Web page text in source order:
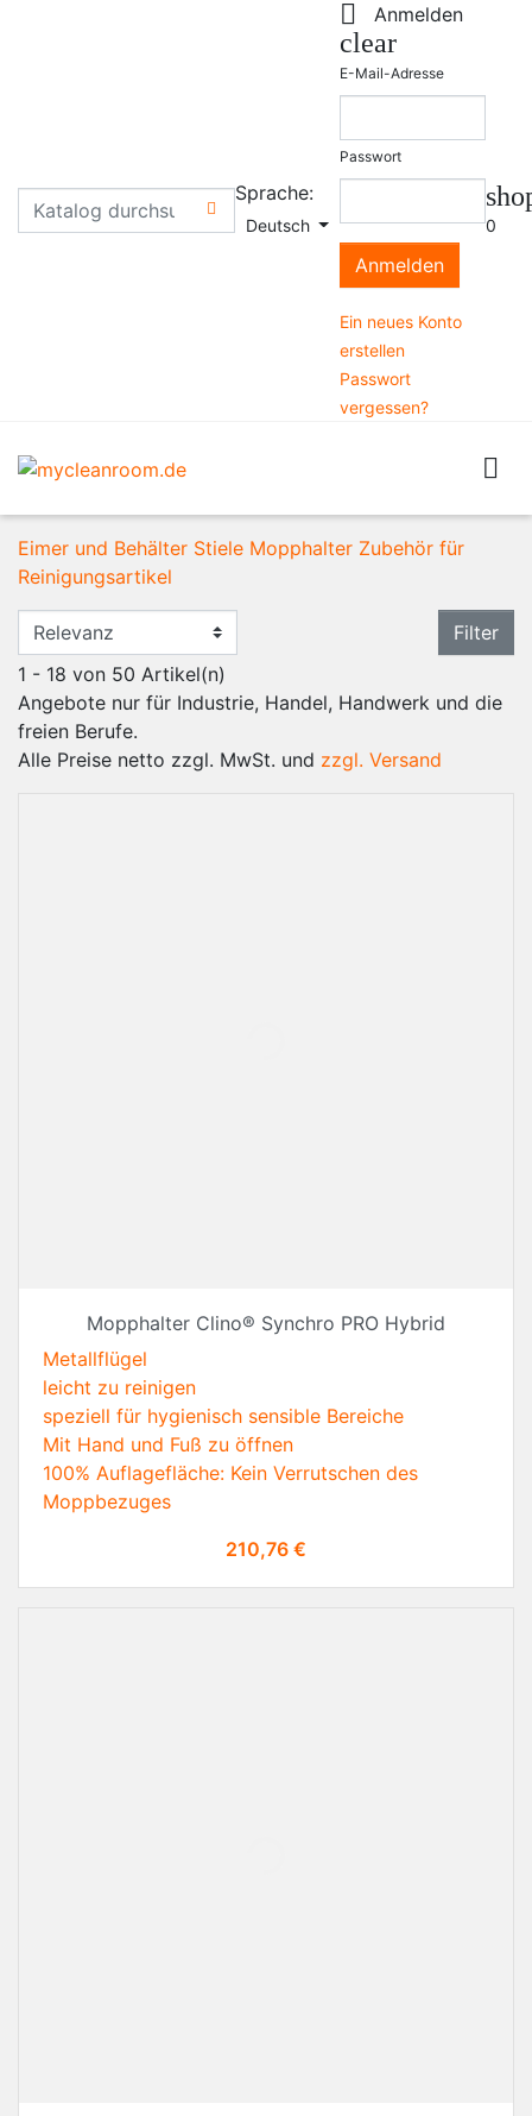

Sprache:
Deutsch
 Anmelden
clear
E-Mail-Adresse
Passwort
Anmelden
Ein neues Konto
erstellen
Passwort
vergessen?
0

Eimer und Behälter Stiele Mopphalter Zubehör für
Reinigungsartikel
Filter
1 - 18 von 50 Artikel(n)
Angebote nur für Industrie, Handel, Handwerk und die
freien Berufe.
Alle Preise netto zzgl. MwSt. und zzgl. Versand
Mopphalter Clino® Synchro PRO Hybrid
Metallflügel
leicht zu reinigen
speziell für hygienisch sensible Bereiche
Mit Hand und Fuß zu öffnen
100% Auflagefläche: Kein Verrutschen des
Moppbezuges
Preis
210,76 €